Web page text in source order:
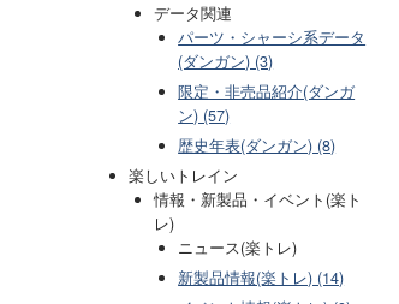
データ関連
パーツ・シャーシ系データ
(ダンガン) (3)
限定・非売品紹介(ダンガ
ン) (57)
歴史年表(ダンガン) (8)
楽しいトレイン
情報・新製品・イベント(楽ト
レ)
ニュース(楽トレ)
新製品情報(楽トレ) (14)